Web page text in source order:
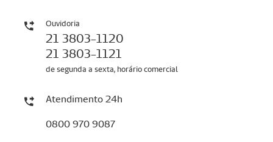
Ouvidoria
21 3803-1120
21 3803-1121
de segunda a sexta, horário comercial
Atendimento 24h
0800 970 9087